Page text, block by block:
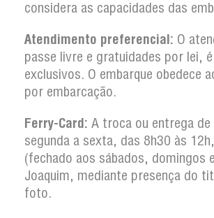
considera as capacidades das
Atendimento preferencial: O
passe livre e gratuidades por lei,
exclusivos. O embarque obedece
por embarcação.
Ferry-Card: A troca ou entrega
segunda a sexta, das 8h30 às
(fechado aos sábados, domingos
Joaquim, mediante presença do
foto.